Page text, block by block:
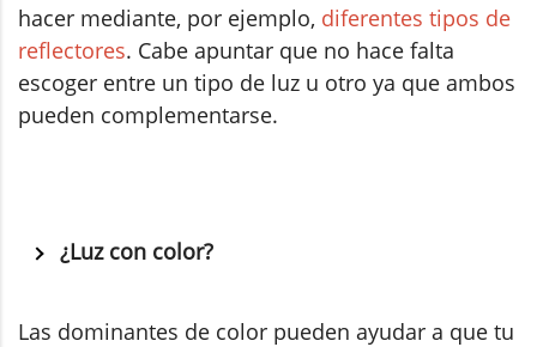
hacer mediante, por ejemplo, diferentes tipos de
reflectores. Cabe apuntar que no hace falta
escoger entre un tipo de luz u otro ya que ambos
pueden complementarse.
¿Luz con color?
Las dominantes de color pueden ayudar a que tu